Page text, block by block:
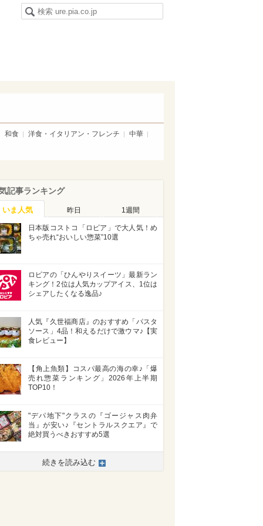
和食 洋食・イタリアン・フレンチ 中華
記事ランキング
いま人気 昨日 1週間
日本版コストコ「ロピア」で大人気！め
ちゃ売れ“おいしい惣菜”10選
ロピアの「ひんやりスイーツ」最新ラン
キング！2位は人気カップアイス、1位は
シェアしたくなる逸品♪
人気『久世福商店』のおすすめ「パスタ
ソース」4品！和えるだけで激ウマ♪【実
食レビュー】
【角上魚類】コスパ最高の海の幸♪「爆
売れ惣菜ランキング」2026年上半期
TOP10！
"デパ地下"クラスの『ゴージャス肉弁
当』が安い♪『セントラルスクエア』で
絶対買うべきおすすめ5選
続きを読み込む